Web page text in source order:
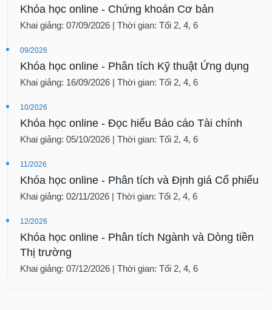
Khóa học online - Chứng khoán Cơ bản
Khai giảng: 07/09/2026 | Thời gian: Tối 2, 4, 6
09/2026
Khóa học online - Phân tích Kỹ thuật Ứng dụng
Khai giảng: 16/09/2026 | Thời gian: Tối 2, 4, 6
10/2026
Khóa học online - Đọc hiểu Báo cáo Tài chính
Khai giảng: 05/10/2026 | Thời gian: Tối 2, 4, 6
11/2026
Khóa học online - Phân tích và Định giá Cổ phiếu
Khai giảng: 02/11/2026 | Thời gian: Tối 2, 4, 6
12/2026
Khóa học online - Phân tích Ngành và Dòng tiền
Thị trường
Khai giảng: 07/12/2026 | Thời gian: Tối 2, 4, 6